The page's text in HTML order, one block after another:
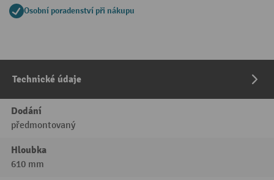
Osobní poradenství při nákupu
Technické údaje
Dodání
předmontovaný
Hloubka
610 mm